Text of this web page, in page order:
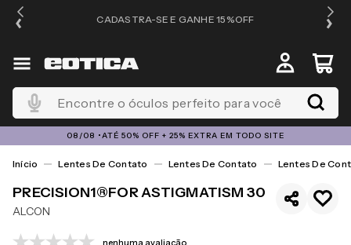
CADASTRA-SE E GANHE 15%OFF
Encontre o óculos perfeito para você
08/08 •ATÉ 50% OFF + 25% EXTRA EM TODO SITE
Lentes De Contato Lentes De Contato Lentes De
PRECISION1®FOR ASTIGMATISM 30
ALCON
nenhuma avaliação